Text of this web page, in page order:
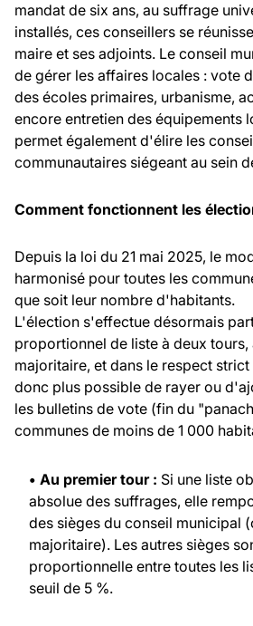
mandat de six ans, au suffrage
installés, ces conseillers se
maire et ses adjoints. Le conseil
de gérer les affaires locales : vote
des écoles primaires, urbanisme,
encore entretien des équipements
permet également d'élire les
communautaires siégeant au sein
Comment fonctionnent les
Depuis la loi du 21 mai 2025, le
harmonisé pour toutes les
que soit leur nombre d'habitants.
L'élection s'effectue désormais
proportionnel de liste à deux tours,
majoritaire, et dans le respect
donc plus possible de rayer ou
les bulletins de vote (fin du
communes de moins de 1 000
• Au premier tour : Si une liste
absolue des suffrages, elle
des sièges du conseil municipal
majoritaire). Les autres sièges
proportionnelle entre toutes les
seuil de 5 %.